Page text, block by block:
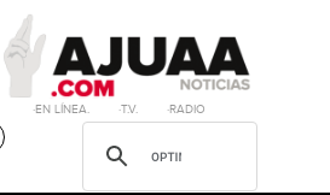
·EN LÍNEA. ·T.V. ·RADIO